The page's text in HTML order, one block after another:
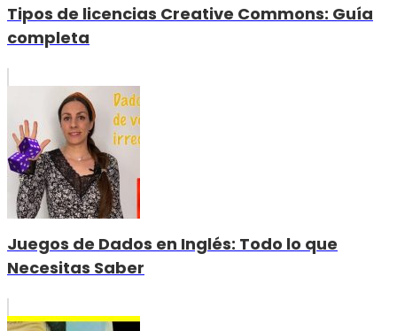
Tipos de licencias Creative Commons: Guía
completa
Juegos de Dados en Inglés: Todo lo que
Necesitas Saber